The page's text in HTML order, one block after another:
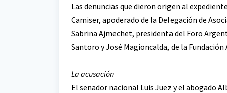
Las denuncias que dieron origen al
Camiser, apoderado de la Delegación de
Sabrina Ajmechet, presidenta del Foro
Santoro y José Magioncalda, de la Fundación
La acusación
El senador nacional Luis Juez y el abogado